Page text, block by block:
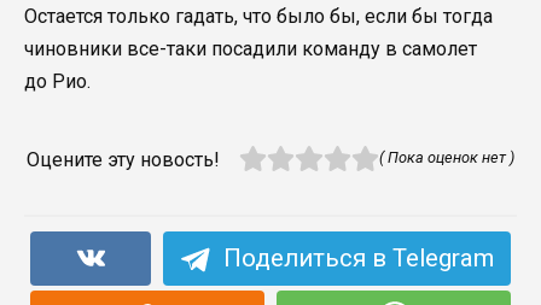
Остается только гадать, что было бы, если бы тогда
чиновники все-таки посадили команду в самолет
до Рио.
Оцените эту новость! ( Пока оценок нет )
Поделиться в Telegram